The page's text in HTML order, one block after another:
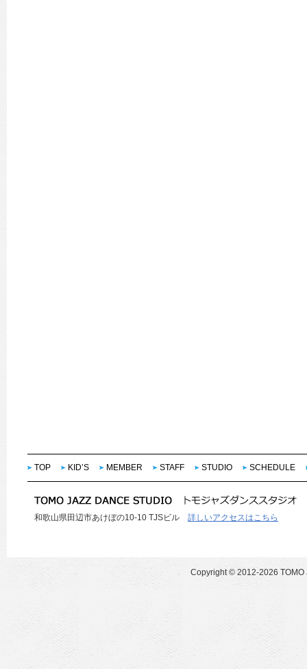
TOP KID’S MEMBER STAFF STUDIO SCHEDULE
和歌山県田辺市あけぼの10-10 TJSビル 詳しいアクセスはこちら
Copyright © 2012-2026 TOMO